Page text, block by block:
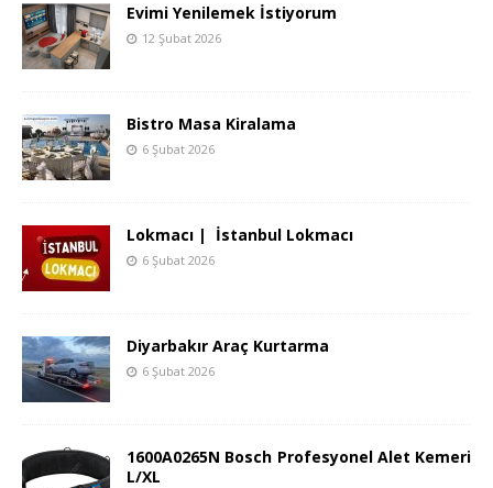
Evimi Yenilemek İstiyorum
12 Şubat 2026
Bistro Masa Kiralama
6 Şubat 2026
Lokmacı | İstanbul Lokmacı
6 Şubat 2026
Diyarbakır Araç Kurtarma
6 Şubat 2026
1600A0265N Bosch Profesyonel Alet Kemeri
L/XL